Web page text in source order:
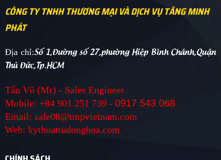
CÔNG TY TNHH THƯƠNG MẠI VÀ DỊCH VỤ TĂNG MINH
PHÁT
Địa chỉ:Số 1,Đường số 27,phường Hiệp Bình Chánh,Quận
Thủ Đức,Tp.HCM
Tấn Vũ (Mr) - Sales Engineer
Mobile: +84 901 251 739 - 0917 543 068
Email: sale08@tmpvietnam.com
Web: kythuattudonghoa.com